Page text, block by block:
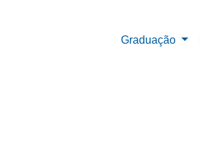
Graduação